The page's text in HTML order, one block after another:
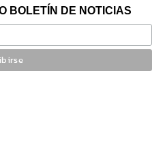
BOLETÍN DE NOTICIAS